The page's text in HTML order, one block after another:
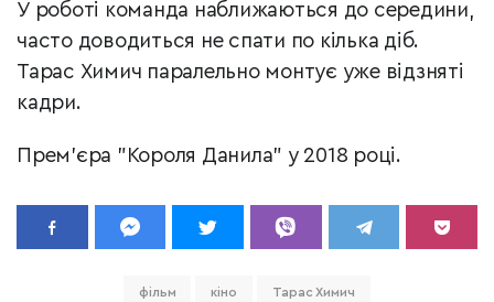
У роботі команда наближаються до середини,
часто доводиться не спати по кілька діб.
Тарас Химич паралельно монтує уже відзняті
кадри.
Прем'єра "Короля Данила" у 2018 році.
фільм кіно Тарас Химич